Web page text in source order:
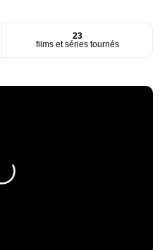
23
films et séries tournés